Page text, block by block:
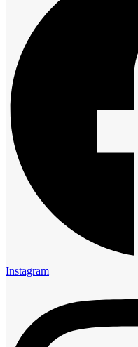
Instagram